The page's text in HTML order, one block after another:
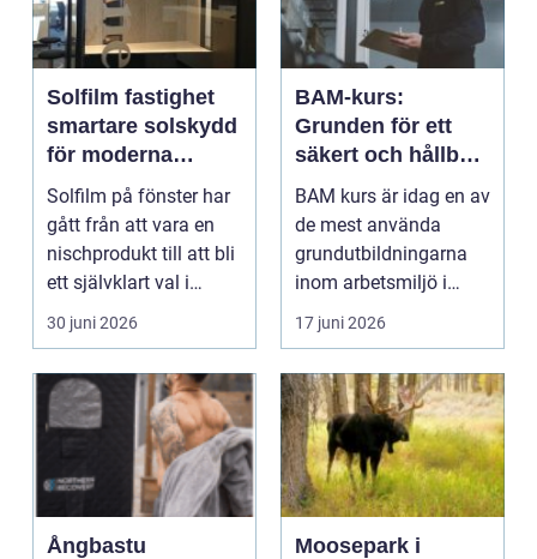
Solfilm fastighet
smartare solskydd
för moderna
byggnader
Solfilm på fönster har
gått från att vara en
nischprodukt till att bli
ett självklart val i
många ko...
30 juni 2026
BAM-kurs:
Grunden för ett
säkert och hållbart
arbetsmiljöarbete
BAM kurs är idag en av
de mest använda
grundutbildningarna
inom arbetsmiljö i
Sverige...
17 juni 2026
Ångbastu
Moosepark i